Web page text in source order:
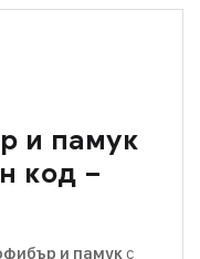
и памук
код –
и памукс